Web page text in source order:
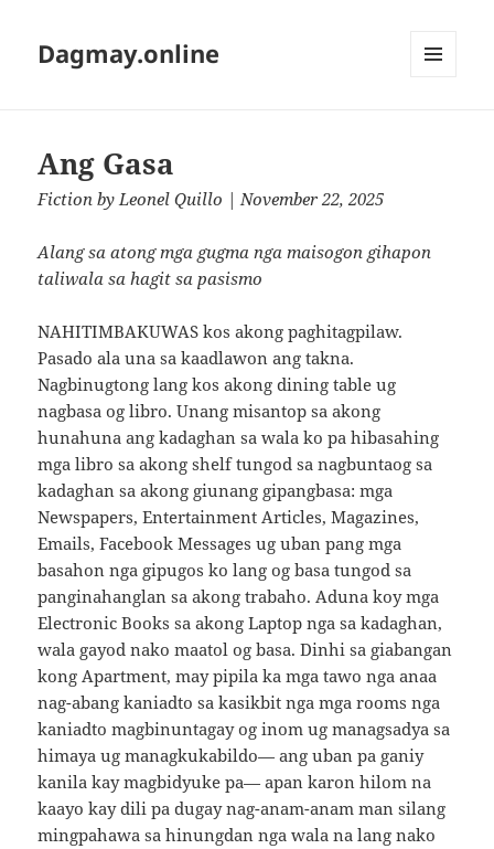
Dagmay.online
Ang Gasa
Fiction byLeonel Quillo | November 22, 2025
Alang sa atong mga gugma nga maisogon gihapon
taliwala sa hagit sa pasismo
NAHITIMBAKUWAS kos akong paghitagpilaw.
Pasado ala una sa kaadlawon ang takna.
Nagbinugtong lang kos akong dining table ug
nagbasa og libro. Unang misantop sa akong
hunahuna ang kadaghan sa wala ko pa hibasahing
mga libro sa akong shelf tungod sa nagbuntaog sa
kadaghan sa akong giunang gipangbasa: mga
Newspapers, Entertainment Articles, Magazines,
Emails, Facebook Messages ug uban pang mga
basahon nga gipugos ko lang og basa tungod sa
panginahanglan sa akong trabaho. Aduna koy mga
Electronic Books sa akong Laptop nga sa kadaghan,
wala gayod nako maatol og basa. Dinhi sa giabangan
kong Apartment, may pipila ka mga tawo nga anaa
nag-abang kaniadto sa kasikbit nga mga rooms nga
kaniadto magbinuntagay og inom ug managsadya sa
himaya ug managkukabildo— ang uban pa ganiy
kanila kay magbidyuke pa— apan karon hilom na
kaayo kay dili pa dugay nag-anam-anam man silang
mingpahawa sa hinungdan nga wala na lang nako